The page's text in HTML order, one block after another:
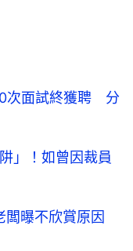
次面試終獲聘 分
」！如曾因裁員
闆曝不欣賞原因